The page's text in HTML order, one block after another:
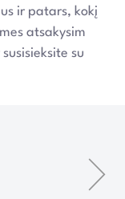
ir patars, kokį
atsakysim
su